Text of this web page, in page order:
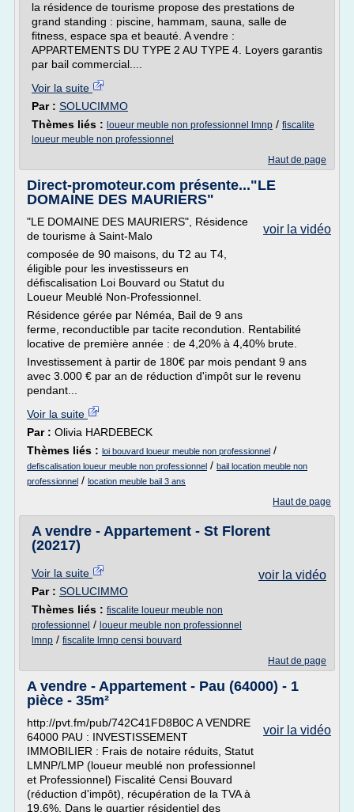
la résidence de tourisme propose des prestations de
grand standing : piscine, hammam, sauna, salle de
fitness, espace spa et beauté. A vendre :
APPARTEMENTS DU TYPE 2 AU TYPE 4. Loyers garantis
par bail commercial....
Voir la suite
Par : SOLUCIMMO
Thèmes liés : loueur meuble non professionnel lmnp / fiscalite
loueur meuble non professionnel
Haut de page
Direct-promoteur.com présente..."LE
DOMAINE DES MAURIERS"
voir la vidéo
"LE DOMAINE DES MAURIERS", Résidence
de tourisme à Saint-Malo
composée de 90 maisons, du T2 au T4,
éligible pour les investisseurs en
défiscalisation Loi Bouvard ou Statut du
Loueur Meublé Non-Professionnel.
Résidence gérée par Néméa, Bail de 9 ans
ferme, reconductible par tacite recondution. Rentabilité
locative de première année : de 4,20% à 4,40% brute.
Investissement à partir de 180€ par mois pendant 9 ans
avec 3.000 € par an de réduction d'impôt sur le revenu
pendant...
Voir la suite
Par : Olivia HARDEBECK
Thèmes liés : loi bouvard loueur meuble non professionnel /
defiscalisation loueur meuble non professionnel / bail location meuble non
professionnel / location meuble bail 3 ans
Haut de page
A vendre - Appartement - St Florent
(20217)
voir la vidéo
Voir la suite
Par : SOLUCIMMO
Thèmes liés : fiscalite loueur meuble non
professionnel / loueur meuble non professionnel
lmnp / fiscalite lmnp censi bouvard
Haut de page
A vendre - Appartement - Pau (64000) - 1
pièce - 35m²
voir la vidéo
http://pvt.fm/pub/742C41FD8B0C A VENDRE
64000 PAU : INVESTISSEMENT
IMMOBILIER : Frais de notaire réduits, Statut
LMNP/LMP (loueur meublé non professionnel
et Professionnel) Fiscalité Censi Bouvard
(réduction d'impôt), récupération de la TVA à
19,6%. Dans le quartier résidentiel des